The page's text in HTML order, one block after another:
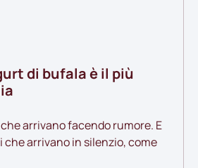
di bufala è il più
arrivano facendo rumore. E
che arrivano in silenzio, come